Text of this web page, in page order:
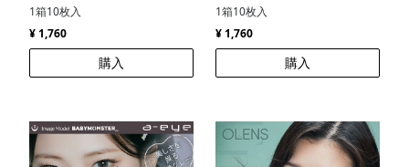
1箱10枚入
¥ 1,760
購入
1箱10枚入
¥ 1,760
購入